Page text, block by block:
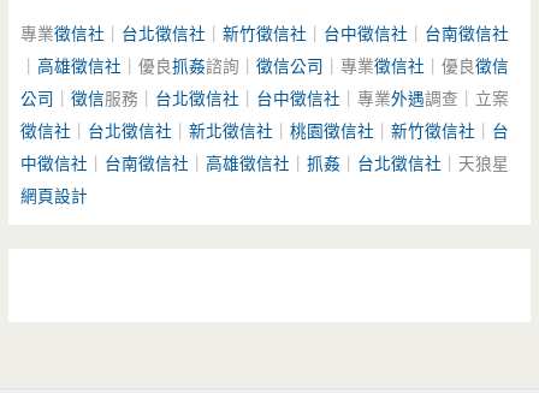
專業徵信社 台北徵信社 ｜新竹徵信社 台中徵信社
台南徵信社
｜高雄徵信社 ｜優良抓姦諮詢｜徵信公司 ｜專業徵信社 ｜優良徵信
公司 ｜徵信服務｜ 台北徵信社 台中徵信社 ｜專業外遇調查｜立案
徵信社
台北徵信社 ｜新北徵信社 ｜桃園徵信社 ｜新竹徵信社
台
中徵信社
台南徵信社 ｜高雄徵信社 ｜抓姦 台北徵信社 ｜天狼星
網頁設計